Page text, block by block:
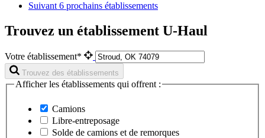
Suivant 6 prochains établissements
Trouvez un établissement U-Haul
Votre établissement*
Trouvez des établissements
Afficher les établissements qui offrent :
Camions
Libre-entreposage
Solde de camions et de remorques